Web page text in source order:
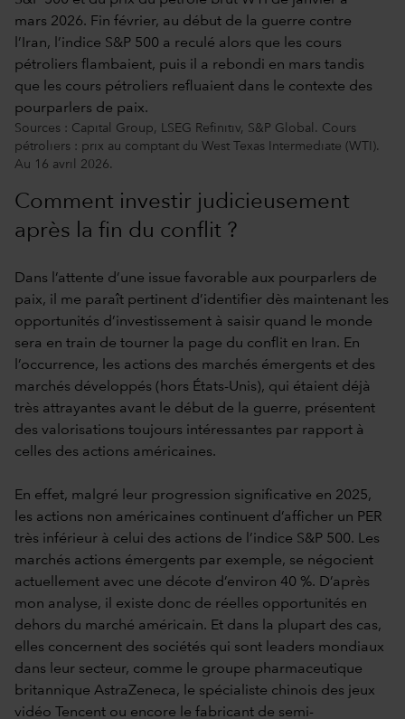
Sources : Capital Group, LSEG Refinitiv, S&P Global. Cours
pétroliers : prix au comptant du West Texas Intermediate (WTI).
Au 16 avril 2026.
Comment investir judicieusement
après la fin du conflit ?
Dans l’attente d’une issue favorable aux pourparlers de
paix, il me paraît pertinent d’identifier dès maintenant les
opportunités d’investissement à saisir quand le monde
sera en train de tourner la page du conflit en Iran. En
l’occurrence, les actions des marchés émergents et des
marchés développés (hors États-Unis), qui étaient déjà
très attrayantes avant le début de la guerre, présentent
des valorisations toujours intéressantes par rapport à
celles des actions américaines.
En effet, malgré leur progression significative en 2025,
les actions non américaines continuent d’afficher un PER
très inférieur à celui des actions de l’indice S&P 500. Les
marchés actions émergents par exemple, se négocient
actuellement avec une décote d’environ 40 %. D’après
mon analyse, il existe donc de réelles opportunités en
dehors du marché américain. Et dans la plupart des cas,
elles concernent des sociétés qui sont leaders mondiaux
dans leur secteur, comme le groupe pharmaceutique
britannique AstraZeneca, le spécialiste chinois des jeux
vidéo Tencent ou encore le fabricant de semi-